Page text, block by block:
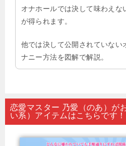
オナホールでは決して味わえな
が得られます。
他では決して公開されていない
ナニー方法を図解で解説。
恋愛マスター 乃愛（のあ）が
い系）アイテムはこちらです！